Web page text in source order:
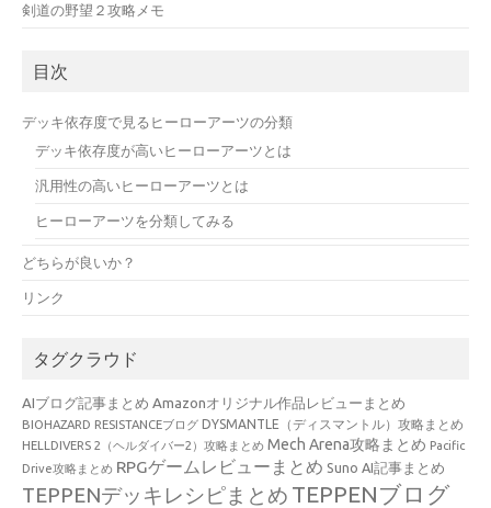
剣道の野望２攻略メモ
目次
デッキ依存度で見るヒーローアーツの分類
デッキ依存度が高いヒーローアーツとは
汎用性の高いヒーローアーツとは
ヒーローアーツを分類してみる
どちらが良いか？
リンク
タグクラウド
AIブログ記事まとめ Amazonオリジナル作品レビューまとめ
BIOHAZARD RESISTANCEブログ DYSMANTLE（ディスマントル）攻略まとめ
HELLDIVERS 2（ヘルダイバー2）攻略まとめ Mech Arena攻略まとめ Pacific
Drive攻略まとめ RPGゲームレビューまとめ Suno AI記事まとめ
TEPPENデッキレシピまとめ TEPPENブログ